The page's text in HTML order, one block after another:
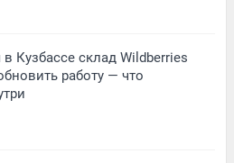
Кузбассе склад Wildberries
работу — что